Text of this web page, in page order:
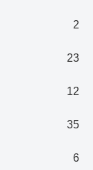
2
23
12
35
6